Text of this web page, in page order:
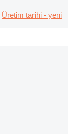
Üretim tarihi - yeni